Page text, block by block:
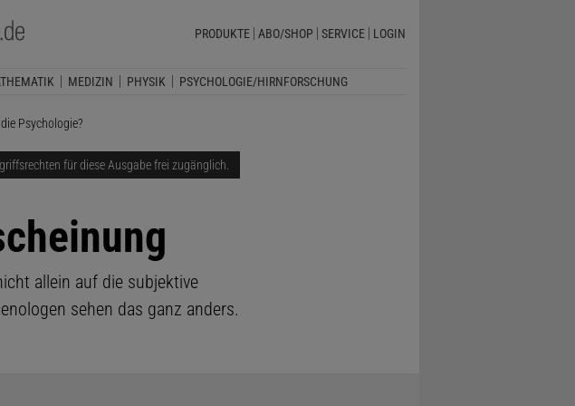
PRODUKTE ABO/SHOP SERVICE LOGIN
MEDIZIN PHYSIK PSYCHOLOGIE/HIRNFORSCHUNG
Psychologie?
für diese Ausgabe frei zugänglich.
allein auf die subjektive
sehen das ganz anders.